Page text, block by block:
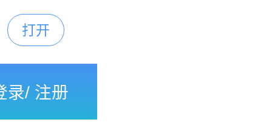
下载
录/ 注册
打开